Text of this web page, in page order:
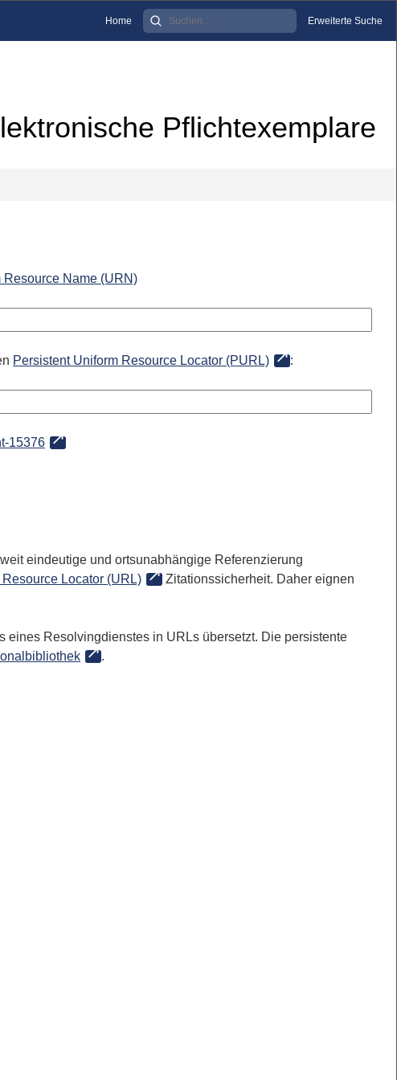
Home Erweiterte Suche
Pflichtexemplare
Resource Name (URN)
Persistent Uniform Resource Locator (PURL) :
15376
eindeutige und ortsunabhängige Referenzierung
Resource Locator (URL)
Zitationssicherheit. Daher eignen
eines Resolvingdienstes in URLs übersetzt. Die persistente
.